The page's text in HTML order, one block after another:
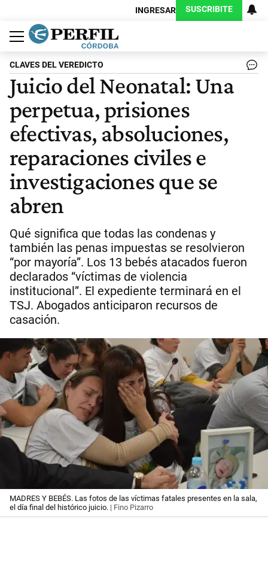
INGRESAR SUSCRIBITE
Política
Economía
Judiciales
Sociedad
Cultura
Espectáculos
Deportes
Protagonistas
CLAVES DEL VEREDICTO
Juicio del Neonatal: Una
perpetua, prisiones
efectivas, absoluciones,
reparaciones civiles e
investigaciones que se
abren
Qué significa que todas las condenas y
también las penas impuestas se resolvieron
“por mayoría”. Los 13 bebés atacados fueron
declarados “víctimas de violencia
institucional”. El expediente terminará en el
TSJ. Abogados anticiparon recursos de
casación.
MADRES Y BEBÉS. Las fotos de las víctimas fatales presentes en la sala,
el día final del histórico juicio. | Fino Pizarro